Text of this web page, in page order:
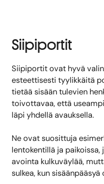
Siipiportit
Siipiportit ovat hyvä
esteettisesti tyylikkäitä
tietää sisään tulevien
toivottavaa, että
läpi yhdellä avauksella.
Ne ovat suosittuja
lentokentillä ja
avointa kulkuväylää,
sulkea, kun